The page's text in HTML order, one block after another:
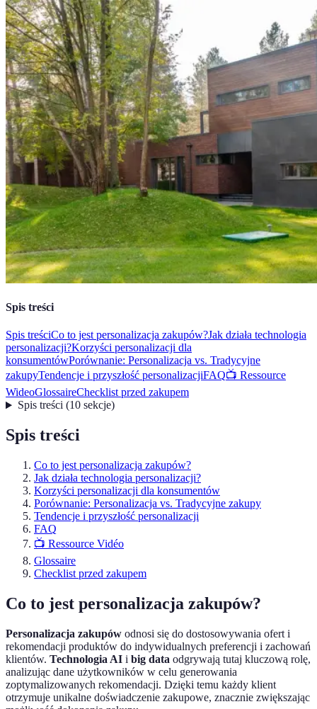
Spis treści
Spis treściCo to jest personalizacja zakupów?Jak działa technologia
personalizacji?Korzyści personalizacji dla
konsumentówPorównanie: Personalizacja vs. Tradycyjne
zakupyTendencje i przyszłość personalizacjiFAQ📺 Ressource
WideoGlossaireChecklist przed zakupem
Spis treści(10 sekcje)
Spis treści
Co to jest personalizacja zakupów?
Jak działa technologia personalizacji?
Korzyści personalizacji dla konsumentów
Porównanie: Personalizacja vs. Tradycyjne zakupy
Tendencje i przyszłość personalizacji
FAQ
📺 Ressource Vidéo
Glossaire
Checklist przed zakupem
Co to jest personalizacja zakupów?
Personalizacja zakupów odnosi się do dostosowywania ofert i
rekomendacji produktów do indywidualnych preferencji i zachowań
klientów. Technologia AI i big data odgrywają tutaj kluczową rolę,
analizując dane użytkowników w celu generowania
zoptymalizowanych rekomendacji. Dzięki temu każdy klient
otrzymuje unikalne doświadczenie zakupowe, znacznie zwiększając